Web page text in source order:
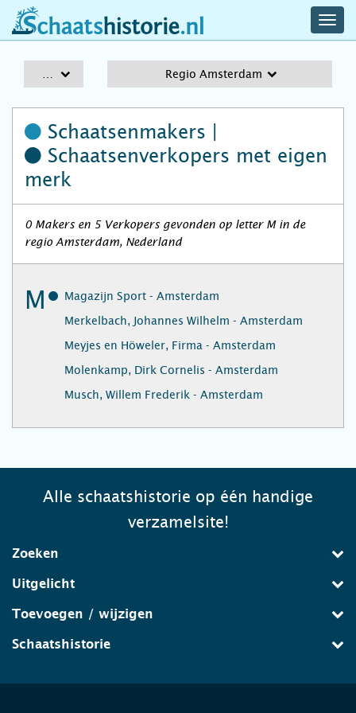
schaatshistorie.nl
Regio Amsterdam
Schaatsenmakers |
Schaatsenverkopers met eigen
merk
0 Makers en 5 Verkopers gevonden op letter M in de
regio Amsterdam, Nederland
M
Magazijn Sport - Amsterdam
Merkelbach, Johannes Wilhelm - Amsterdam
Meyjes en Höweler, Firma - Amsterdam
Molenkamp, Dirk Cornelis - Amsterdam
Musch, Willem Frederik - Amsterdam
Alle schaatshistorie op één handige
verzamelsite!
Zoeken
Uitgelicht
Toevoegen / wijzigen
Schaatshistorie